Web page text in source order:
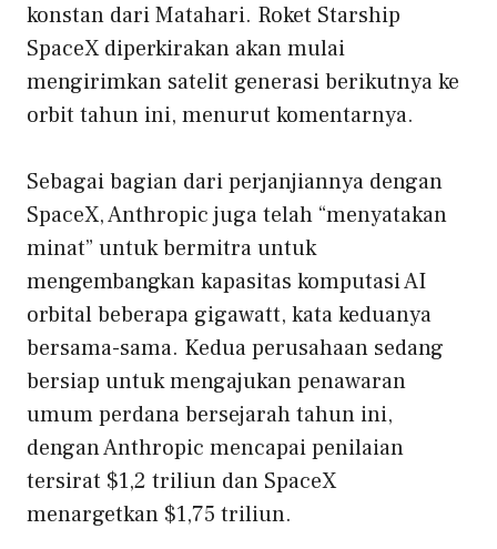
konstan dari Matahari. Roket Starship
SpaceX diperkirakan akan mulai
mengirimkan satelit generasi berikutnya ke
orbit tahun ini, menurut komentarnya.
Sebagai bagian dari perjanjiannya dengan
SpaceX, Anthropic juga telah “menyatakan
minat” untuk bermitra untuk
mengembangkan kapasitas komputasi AI
orbital beberapa gigawatt, kata keduanya
bersama-sama. Kedua perusahaan sedang
bersiap untuk mengajukan penawaran
umum perdana bersejarah tahun ini,
dengan Anthropic mencapai penilaian
tersirat $1,2 triliun dan SpaceX
menargetkan $1,75 triliun.